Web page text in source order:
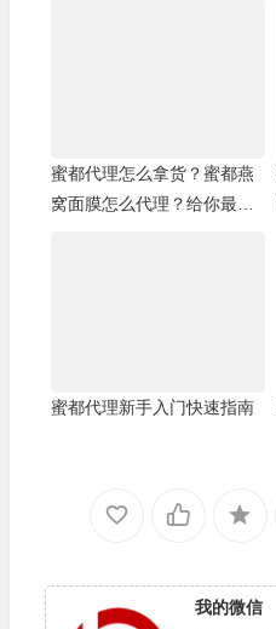
蜜都代理怎么拿货？蜜都燕
窝面膜怎么代理？给你最优
蜜都代理新手入门快速指南
我的微信